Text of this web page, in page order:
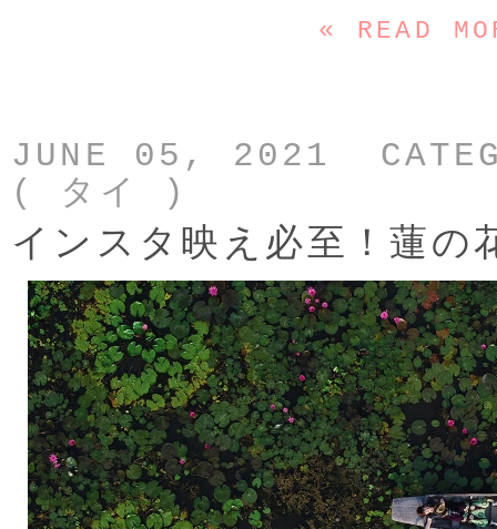
« READ
JUNE 05, 2021
( タイ )
インスタ映え必至！蓮の